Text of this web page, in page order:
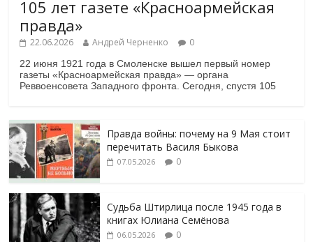
105 лет газете «Красноармейская
правда»
22.06.2026 Андрей Черненко 0
22 июня 1921 года в Смоленске вышел первый номер
газеты «Красноармейская правда» — органа
Реввоенсовета Западного фронта. Сегодня, спустя 105
Правда войны: почему на 9 Мая стоит
перечитать Василя Быкова
07.05.2026 0
Судьба Штирлица после 1945 года в
книгах Юлиана Семёнова
06.05.2026 0